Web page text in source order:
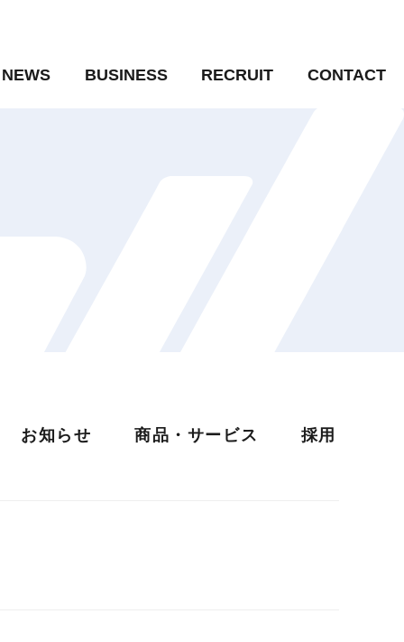
NEWS BUSINESS RECRUIT CONTACT
お知らせ 商品・サービス 採用